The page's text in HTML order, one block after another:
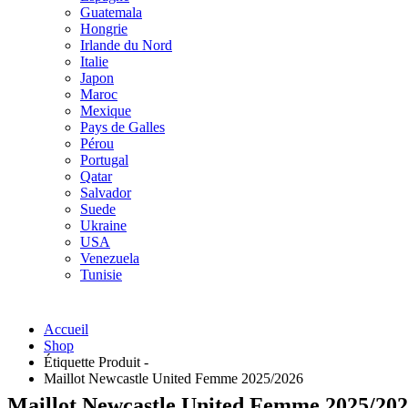
Guatemala
Hongrie
Irlande du Nord
Italie
Japon
Maroc
Mexique
Pays de Galles
Pérou
Portugal
Qatar
Salvador
Suede
Ukraine
USA
Venezuela
Tunisie
Accueil
Shop
Étiquette Produit -
Maillot Newcastle United Femme 2025/2026